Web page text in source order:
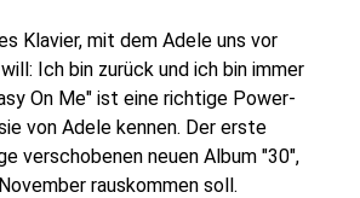
Klavier, mit dem Adele uns vor
Ich bin zurück und ich bin immer
On Me" ist eine richtige Power-
von Adele kennen. Der erste
verschobenen neuen Album "30",
rauskommen soll.